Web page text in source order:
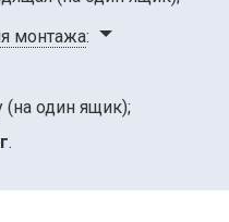
монтажа:
(на один ящик);
.